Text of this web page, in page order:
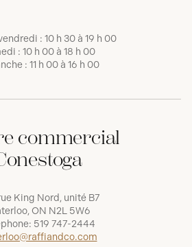
: 10 h 30 à 19 h 00
: 10 h 00 à 18 h 00
: 11 h 00 à 16 h 00
commercial
King Nord, unité B7
ON N2L 5W6
519 747-2444